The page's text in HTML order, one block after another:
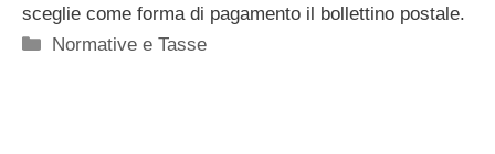
sceglie come forma di pagamento il bollettino postale.
Categorie
Normative e Tasse